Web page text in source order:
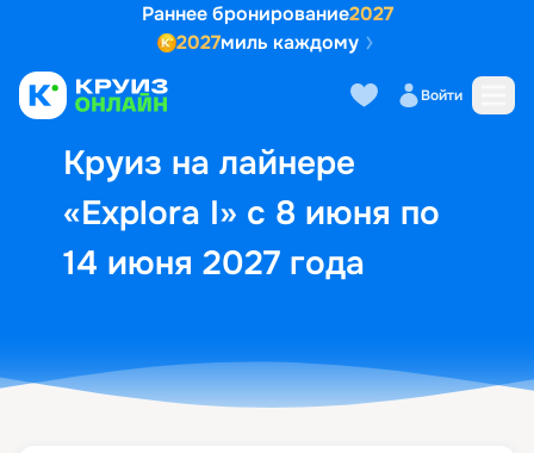
Раннее бронирование2027
2027миль каждому
Войти
Круиз на лайнере
«Explora I» с 8 июня по
14 июня 2027 года
Выбор кают Маршрут и